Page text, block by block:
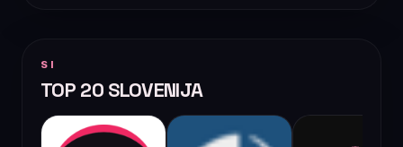
SI
TOP 20 SLOVENIJA